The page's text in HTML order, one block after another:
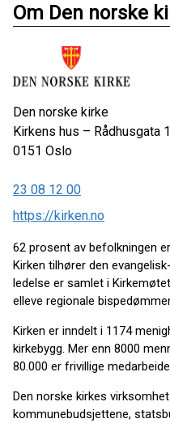
Om Den norske
Den norske kirke
Kirkens hus – Rådhusgata
0151 Oslo
23 08 12 00
https://kirken.no
62 prosent av befolkningen
Kirken tilhører den
ledelse er samlet i
elleve regionale
Kirken er inndelt i 1174
kirkebygg. Mer enn 8000
80.000 er frivillige
Den norske kirkes
kommunebudsjettene,